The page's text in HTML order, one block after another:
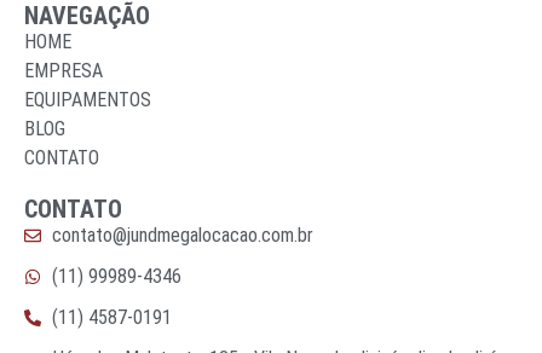
NAVEGAÇÃO
HOME
EMPRESA
EQUIPAMENTOS
BLOG
CONTATO
CONTATO
contato@jundmegalocacao.com.br
(11) 99989-4346
(11) 4587-0191